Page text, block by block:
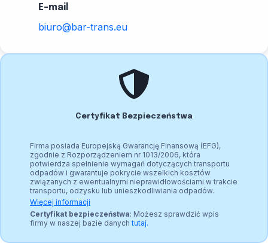
E-mail
biuro@bar-trans.eu
Certyfikat Bezpieczeństwa
Firma posiada Europejską Gwarancję Finansową (EFG),
zgodnie z Rozporządzeniem nr 1013/2006, która
potwierdza spełnienie wymagań dotyczących transportu
odpadów i gwarantuje pokrycie wszelkich kosztów
związanych z ewentualnymi nieprawidłowościami w trakcie
transportu, odzysku lub unieszkodliwiania odpadów.
Więcej informacji
Certyfikat bezpieczeństwa: Możesz sprawdzić wpis
firmy w naszej bazie danych tutaj.